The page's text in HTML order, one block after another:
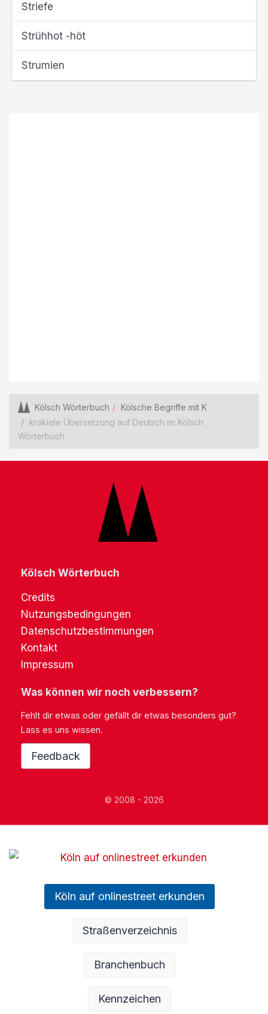
Striefe
Strühhot -höt
Strumien
Kölsch Wörterbuch
Kölsche Begriffe mit K
krakiele Übersetzung auf Deutsch im Kölsch
Wörterbuch
Kölsch Wörterbuch
Credits
Nutzungsbedingungen
Datenschutzbestimmungen
Kontakt
Impressum
Was können wir noch verbessern?
Fehlt dir etwas oder gefällt dir etwas besonders gut?
Lass es uns wissen.
Feedback
© 2008 - 2026
Köln auf onlinestreet erkunden
Straßenverzeichnis
Branchenbuch
Kennzeichen